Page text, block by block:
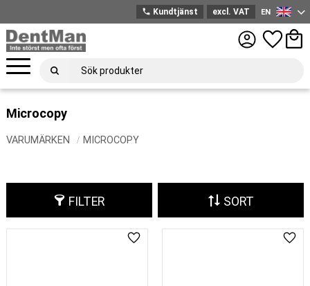
Menu
phone Kundtjänst excl. VAT
English
EN
Favorites
Microcopy
VARUMÄRKEN MICROCOPY
FILTER SORT
Add to favorites Add